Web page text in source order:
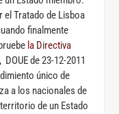
el Tratado de Lisboa
finalmente
la Directiva
de 23-12-2011
único de
a los nacionales de
de un Estado